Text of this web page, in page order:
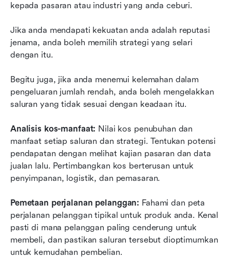
kepada pasaran atau industri yang anda ceburi.
Jika anda mendapati kekuatan anda adalah reputasi
jenama, anda boleh memilih strategi yang selari
dengan itu.
Begitu juga, jika anda menemui kelemahan dalam
pengeluaran jumlah rendah, anda boleh mengelakkan
saluran yang tidak sesuai dengan keadaan itu.
Analisis kos-manfaat: Nilai kos penubuhan dan
manfaat setiap saluran dan strategi. Tentukan potensi
pendapatan dengan melihat kajian pasaran dan data
jualan lalu. Pertimbangkan kos berterusan untuk
penyimpanan, logistik, dan pemasaran.
Pemetaan perjalanan pelanggan: Fahami dan peta
perjalanan pelanggan tipikal untuk produk anda. Kenal
pasti di mana pelanggan paling cenderung untuk
membeli, dan pastikan saluran tersebut dioptimumkan
untuk kemudahan pembelian.